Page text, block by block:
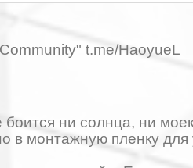
t.me/HaoyueL
боится ни солнца, ни
в монтажную пленку для